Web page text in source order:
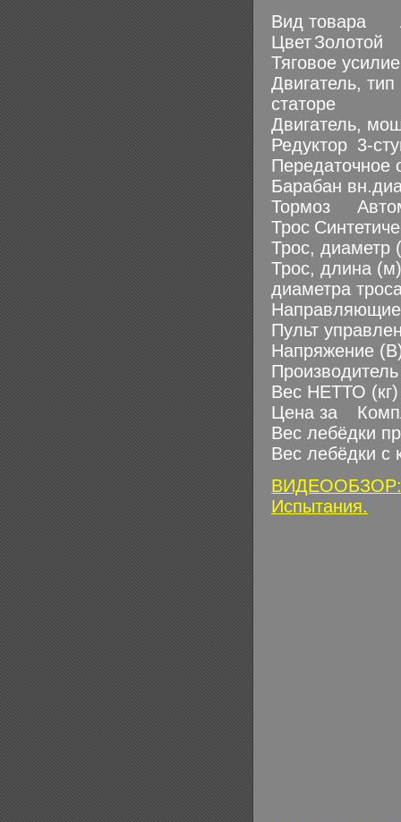
Вид товара
ЦветЗолотой
Тяговое
Двигатель, тип
статоре
Двигатель,
Редуктор 3-
Передаточное
Барабан
Тормоз
Трос
Трос, диаметр
Трос, длина (м)
диаметра
Пульт
Напряжение
Производитель
Вес НЕТТО (кг)
Цена за
Вес лебёдки
Вес лебёдки с
ВИДЕООБЗОР:
Испытания.